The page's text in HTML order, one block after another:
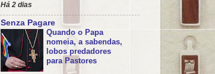
Há 2 dias
Senza Pagare
Quando o Papa
nomeia, a sabendas,
lobos predadores
para Pastores